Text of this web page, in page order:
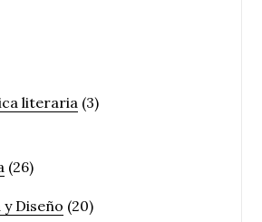
literaria (3)
(26)
Diseño (20)